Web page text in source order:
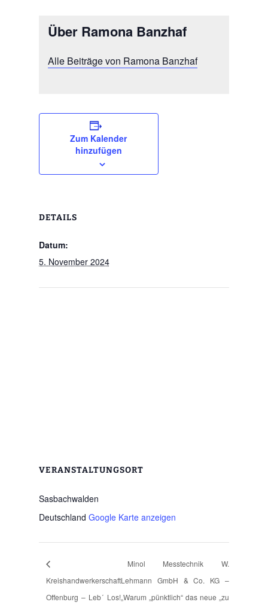
Über Ramona Banzhaf
Alle Beiträge von Ramona Banzhaf
Zum Kalender
hinzufügen
DETAILS
Datum:
5. November 2024
VERANSTALTUNGSORT
Sasbachwalden
Deutschland Google Karte anzeigen
Kreishandwerkerschaft
Offenburg – Leb´ Los!
Minol Messtechnik W.
Lehmann GmbH & Co. KG –
„Warum „pünktlich“ das neue „zu